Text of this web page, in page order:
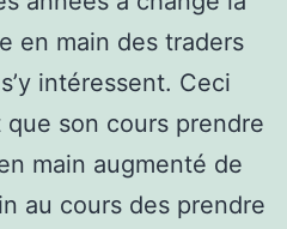
en main des traders
intéressent. Ceci
son cours prendre
main augmenté de
au cours des prendre